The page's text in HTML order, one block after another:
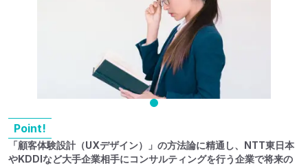
Point!
「顧客体験設計（UXデザイン）」の方法論に精通し、NTT東日本
やKDDIなど大手企業相手にコンサルティングを行う企業で将来の